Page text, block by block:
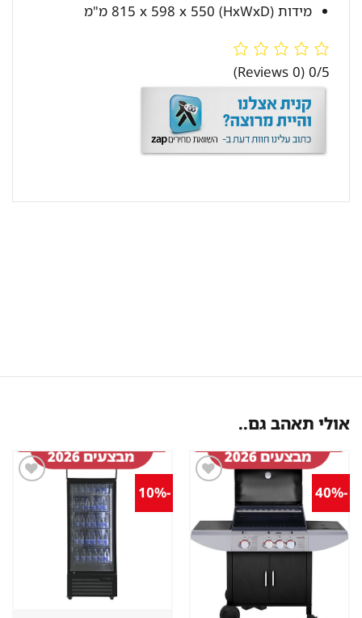
מידות (HxWxD) 815 x 598 x 550 מ"מ
0/5
(0 Reviews)
אולי תאהב גם..
במועדפים